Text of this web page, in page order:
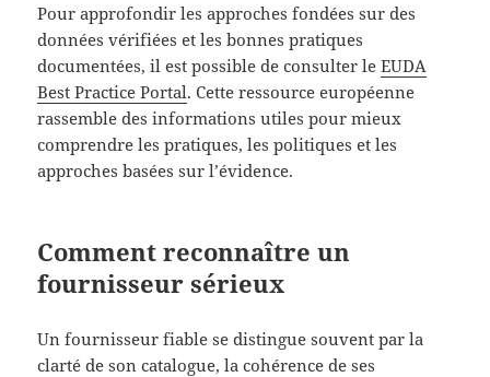
Pour approfondir les approches fondées sur des
données vérifiées et les bonnes pratiques
documentées, il est possible de consulter leEUDA
Best Practice Portal. Cette ressource européenne
rassemble des informations utiles pour mieux
comprendre les pratiques, les politiques et les
approches basées sur l’évidence.
Comment reconnaître un
fournisseur sérieux
Un fournisseur fiable se distingue souvent par la
clarté de son catalogue, la cohérence de ses